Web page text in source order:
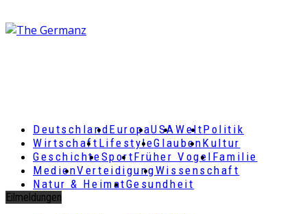
DeutschlandEuropaUSAWeltPolitik
Wirtschaft LifestyleGlaubenKultur
GeschichteSportFrüher Vogel Familie
MedienVerteidigungWissenschaft
Natur & HeimatGesundheit
Eilmeldungen